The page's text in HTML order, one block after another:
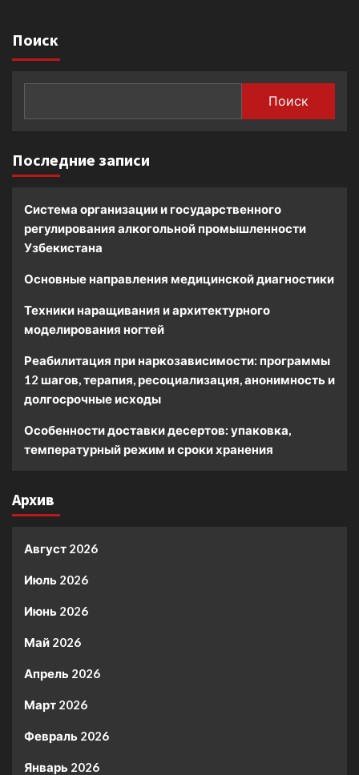
Поиск
Поиск
Последние записи
Система организации и государственного
регулирования алкогольной промышленности
Узбекистана
Основные направления медицинской диагностики
Техники наращивания и архитектурного
моделирования ногтей
Реабилитация при наркозависимости: программы
12 шагов, терапия, ресоциализация, анонимность и
долгосрочные исходы
Особенности доставки десертов: упаковка,
температурный режим и сроки хранения
Архив
Август 2026
Июль 2026
Июнь 2026
Май 2026
Апрель 2026
Март 2026
Февраль 2026
Январь 2026